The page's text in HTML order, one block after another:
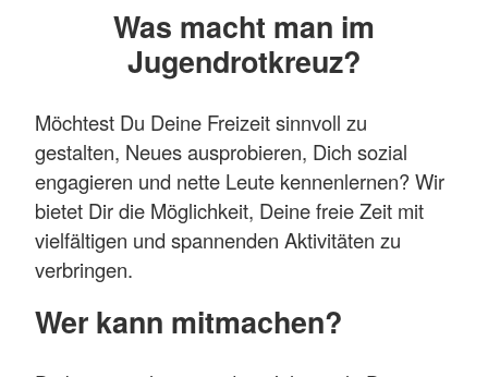
Was macht man im
Jugendrotkreuz?
Möchtest Du Deine Freizeit sinnvoll zu
gestalten, Neues ausprobieren, Dich sozial
engagieren und nette Leute kennenlernen? Wir
bietet Dir die Möglichkeit, Deine freie Zeit mit
vielfältigen und spannenden Aktivitäten zu
verbringen.
Wer kann mitmachen?